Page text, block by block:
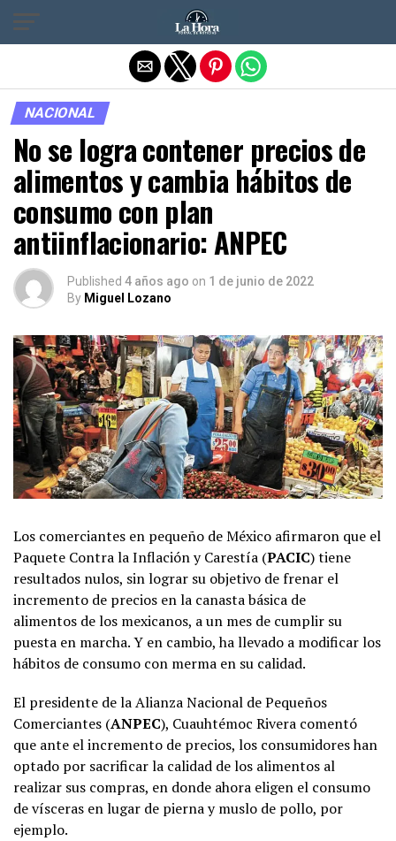
NACIONAL
No se logra contener precios de
alimentos y cambia hábitos de
consumo con plan
antiinflacionario: ANPEC
Published 4 años ago on 1 de junio de 2022
By Miguel Lozano
Los comerciantes en pequeño de México afirmaron que el
Paquete Contra la Inflación y Carestía (PACIC) tiene
resultados nulos, sin lograr su objetivo de frenar el
incremento de precios en la canasta básica de
alimentos de los mexicanos, a un mes de cumplir su
puesta en marcha. Y en cambio, ha llevado a modificar los
hábitos de consumo con merma en su calidad.
El presidente de la Alianza Nacional de Pequeños
Comerciantes (ANPEC), Cuauhtémoc Rivera comentó
que ante el incremento de precios, los consumidores han
optado por sacrificar la calidad de los alimentos al
realizar sus compras, en donde ahora eligen el consumo
de vísceras en lugar de pierna y muslo de pollo, por
ejemplo.
Salir de la versión móvil